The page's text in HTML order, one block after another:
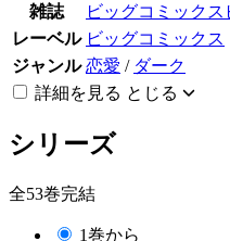
雑誌
ビッグコミックス
レーベル ビッグコミックス
ジャンル 恋愛 / ダーク
詳細を見る とじる
シリーズ
全53巻完結
1巻から